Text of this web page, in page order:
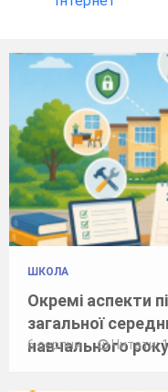
ШКОЛА
Окремі аспекти
загальної
навчального року
6 серпня Читати: